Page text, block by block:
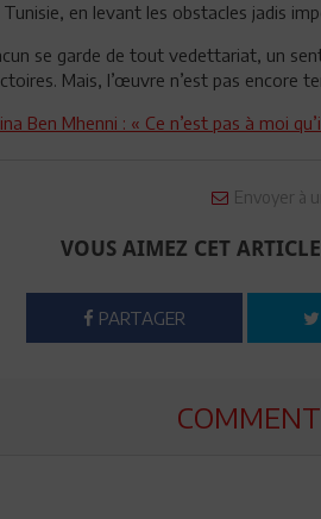
Tunisie, en levant les obstacles jadis
se garde de tout vedettariat, un
Mais, l’œuvre n’est pas encore
Ben Mhenni : « Ce n’est pas à moi
Envoyer à
VOUS AIMEZ CET
PARTAGER